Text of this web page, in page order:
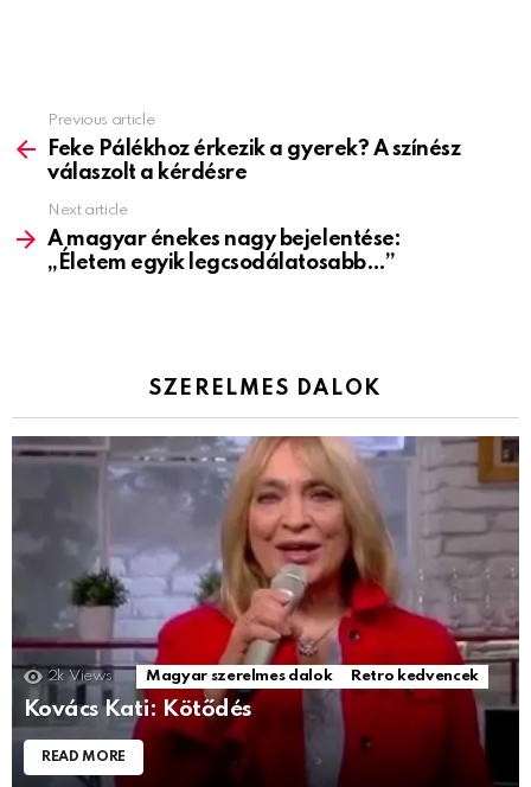
more
Previous article
Feke Pálékhoz érkezik a gyerek? A színész
válaszolt a kérdésre
Next article
A magyar énekes nagy bejelentése:
„Életem egyik legcsodálatosabb…”
SZERELMES DALOK
2k Views Magyar szerelmes dalok Retro kedvencek
Kovács Kati: Kötődés
READ MORE